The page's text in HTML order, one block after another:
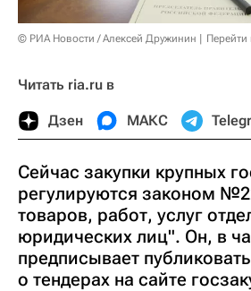
© РИА Новости / Алексей Дружинин
Читать ria.ru в
Дзен МАКС
Сейчас закупки крупных
регулируются законом
товаров, работ, услуг
юридических лиц". Он, в
предписывает
о тендерах на сайте